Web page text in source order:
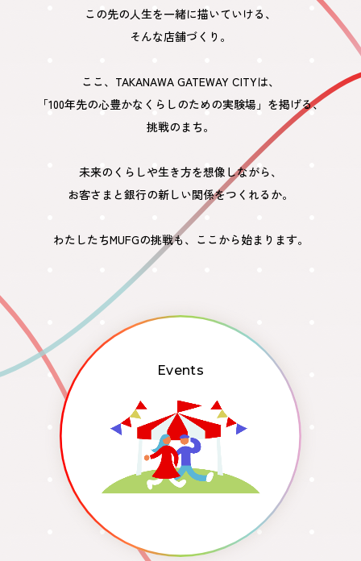
この先の人生を一緒に描いていける、
そんな店舗づくり。
ここ、TAKANAWA GATEWAY CITYは、
「100年先の心豊かなくらしのための実験場」を掲げる、
挑戦のまち。
未来のくらしや生き方を想像しながら、
お客さまと銀行の新しい関係をつくれるか。
わたしたちMUFGの挑戦も、ここから始まります。
Events